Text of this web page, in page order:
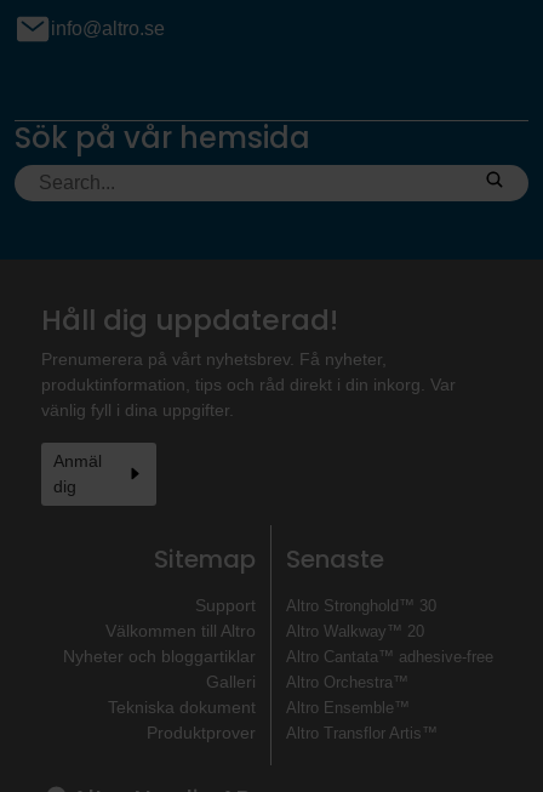
info@altro.se
Sök på vår hemsida
Håll dig uppdaterad!
Prenumerera på vårt nyhetsbrev. Få nyheter,
produktinformation, tips och råd direkt i din inkorg. Var
vänlig fyll i dina uppgifter.
Anmäl
dig
Sitemap
Support
Välkommen till Altro
Nyheter och bloggartiklar
Galleri
Tekniska dokument
Produktprover
Senaste
Altro Stronghold™ 30
Altro Walkway™ 20
Altro Cantata™ adhesive‐free
Altro Orchestra™
Altro Ensemble™
Altro Transflor Artis™